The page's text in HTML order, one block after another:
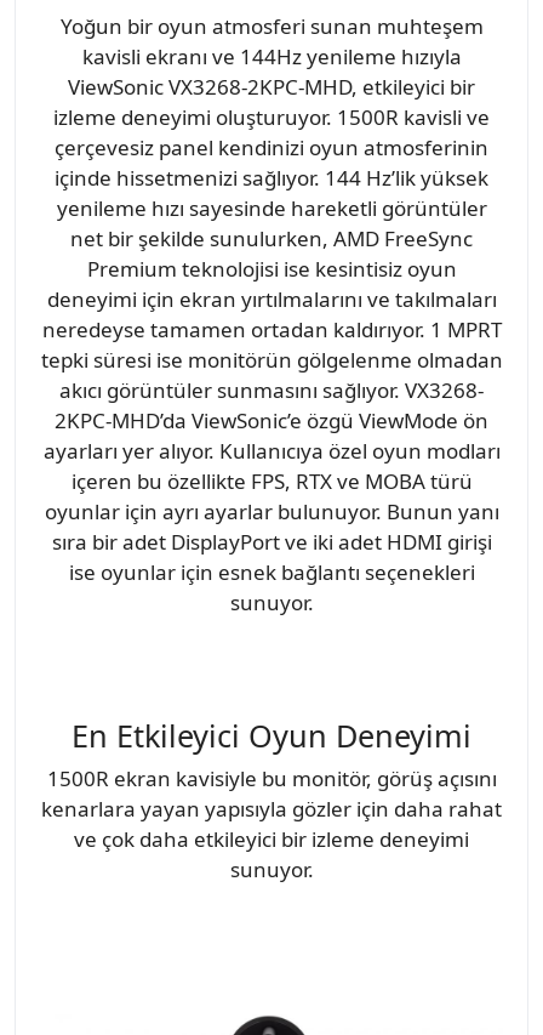
Yoğun bir oyun atmosferi sunan muhteşem
kavisli ekranı ve 144Hz yenileme hızıyla
ViewSonic VX3268-2KPC-MHD, etkileyici bir
izleme deneyimi oluşturuyor. 1500R kavisli ve
çerçevesiz panel kendinizi oyun atmosferinin
içinde hissetmenizi sağlıyor. 144 Hz’lik yüksek
yenileme hızı sayesinde hareketli görüntüler
net bir şekilde sunulurken, AMD FreeSync
Premium teknolojisi ise kesintisiz oyun
deneyimi için ekran yırtılmalarını ve takılmaları
neredeyse tamamen ortadan kaldırıyor. 1 MPRT
tepki süresi ise monitörün gölgelenme olmadan
akıcı görüntüler sunmasını sağlıyor. VX3268-
2KPC-MHD’da ViewSonic’e özgü ViewMode ön
ayarları yer alıyor. Kullanıcıya özel oyun modları
içeren bu özellikte FPS, RTX ve MOBA türü
oyunlar için ayrı ayarlar bulunuyor. Bunun yanı
sıra bir adet DisplayPort ve iki adet HDMI girişi
ise oyunlar için esnek bağlantı seçenekleri
sunuyor.
En Etkileyici Oyun Deneyimi
1500R ekran kavisiyle bu monitör, görüş açısını
kenarlara yayan yapısıyla gözler için daha rahat
ve çok daha etkileyici bir izleme deneyimi
sunuyor.